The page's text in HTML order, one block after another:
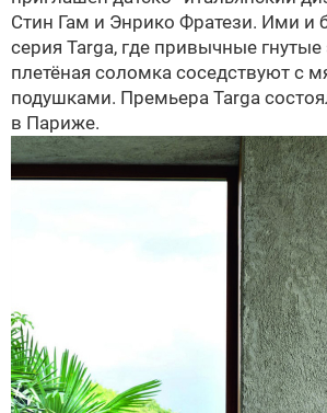
Стин Гам и Энрико Фратези. Ими и
серия Targa, где привычные
плетёная соломка соседствуют с
подушками. Премьера Targa
в Париже.